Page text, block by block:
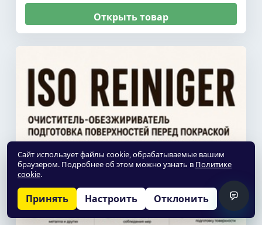
Сайт использует файлы cookie, обрабатываемые вашим
браузером. Подробнее об этом можно узнать в Политике
cookie.
Принять Настроить Отклонить
Открыть товар